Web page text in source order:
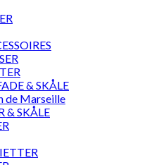
& SKÅLE
de Marseille
& SKÅLE